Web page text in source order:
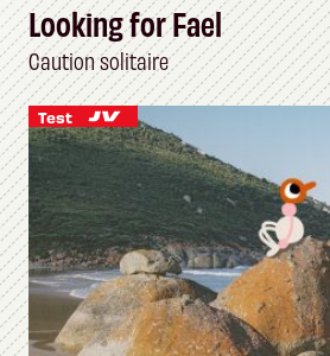
Looking for Fael
Caution solitaire
Test